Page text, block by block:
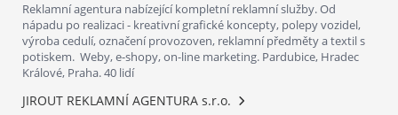
Reklamní agentura nabízející kompletní reklamní služby. Od
nápadu po realizaci - kreativní grafické koncepty, polepy vozidel,
výroba cedulí, označení provozoven, reklamní předměty a textil s
potiskem. Weby, e-shopy, on-line marketing. Pardubice, Hradec
Králové, Praha. 40 lidí
JIROUT REKLAMNÍ AGENTURA s.r.o.